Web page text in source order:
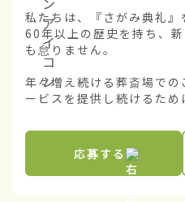
私たちは、『さがみ典礼』
60年以上の歴史を持ち、
も怠りません。
年々増え続ける葬斎場で
ービスを提供し続けるた
応募する